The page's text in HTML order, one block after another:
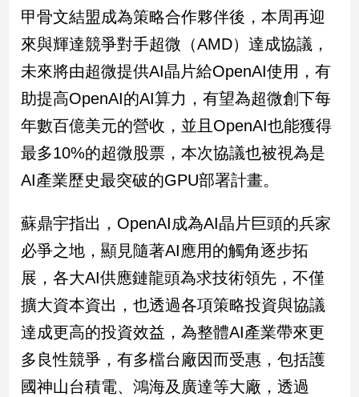
的
觀
點】
甲骨文結盟成為策略合作夥伴後，本周再迎
來與輝達競爭對手超微（AMD）達成協議，
未來將由超微提供AI晶片給OpenAI使用，有
助提高OpenAI的AI算力，有望為超微創下每
年數百億美元的營收，並且OpenAI也能獲得
最多10%的超微股票，本次協議也被視為是
AI產業歷史最突破的GPU部署計畫。
蘇鼎宇指出，OpenAI成為AI晶片巨頭的兵家
必爭之地，顯見隨著AI應用的觸角逐步拓
展，各大AI供應鏈龍頭為求技術領先，不僅
擴大資本資出，也透過各項策略投資與協議
達成更高的投資效益，為整體AI產業帶來更
多良性競爭，有多檔台廠因而受惠，包括護
國神山台積電、鴻海及廣達等大廠，透過